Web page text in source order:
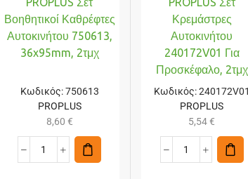
Βοηθητικοί Καθρέφτες
Αυτοκινήτου 750613,
36x95mm, 2τμχ
Κωδικός:750613
PROPLUS
8,60 €
Κρεμάστρες
Αυτοκινήτου
240172V01 Για
Προσκέφαλο, 2τμχ
Κωδικός:240172V01
PROPLUS
5,54€